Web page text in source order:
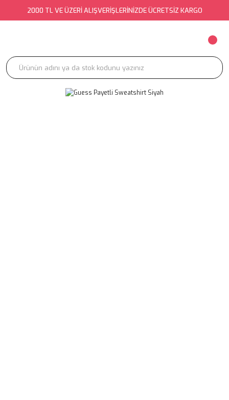
2000 TL VE ÜZERİ ALIŞVERİŞLERİNİZDE ÜCRETSİZ KARGO